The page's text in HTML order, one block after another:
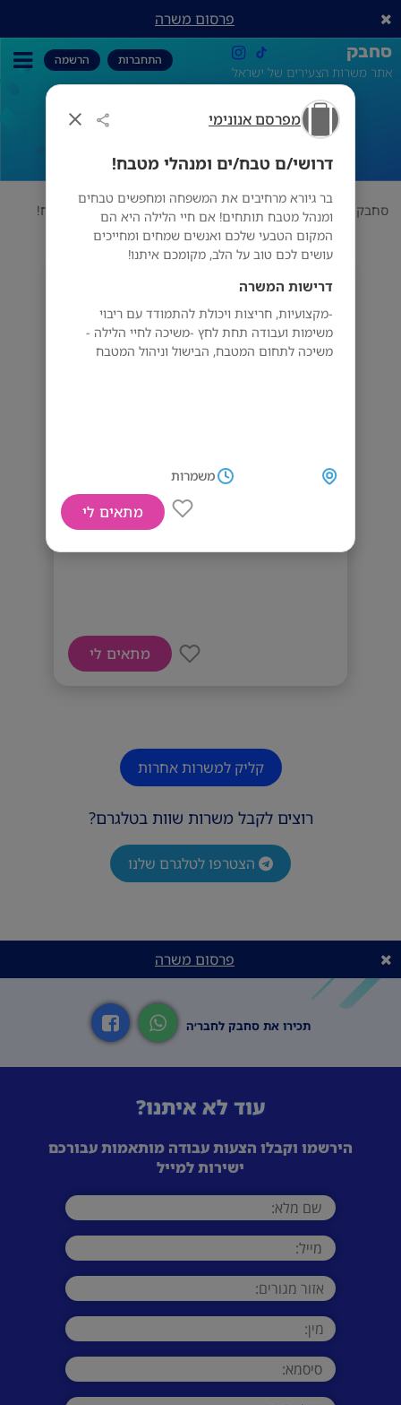
מפרסם אנונימי
דרושי/ם טבח/ים ומנהלי מטבח!
בר גיורא מרחיבים את המשפחה ומחפשים טבחים
ומנהל מטבח תותחים! אם חיי הלילה היא הם
המקום הטבעי שלכם ואנשים שמחים ומחייכים
עושים לכם טוב על הלב, מקומכם איתנו!
דרישות המשרה
-מקצועיות, חריצות ויכולת להתמודד עם ריבוי
משימות ועבודה תחת לחץ -משיכה לחיי הלילה -
משיכה לתחום המטבח, הבישול וניהול המטבח
משמרות
מתאים לי
פרסום משרה
סחבק
אתר משרות הצעירים של ישראל
התחברות הרשמה
דרושי/ם טבח/ים ומנהלי מטבח!
סחבק תחום מפרסם אנונימי דרושי/ם טבח/ים ומנהלי מטבח!
מפרסם אנונימי
דרושי/ם טבח/ים ומנהלי מטבח!
מתאים לי
קליק למשרות אחרות
רוצים לקבל משרות שוות בטלגרם?
הצטרפו לטלגרם שלנו
פרסום משרה
תכירו את סחבק לחבר׳ה
עוד לא איתנו?
הירשמו וקבלו הצעות עבודה מותאמות עבורכם
ישירות למייל